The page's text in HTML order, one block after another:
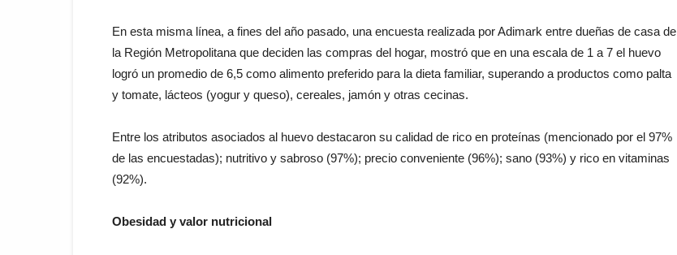
En esta misma línea, a fines del año pasado, una encuesta realizada por Adimark entre dueñas de casa de
la Región Metropolitana que deciden las compras del hogar, mostró que en una escala de 1 a 7 el huevo
logró un promedio de 6,5 como alimento preferido para la dieta familiar, superando a productos como palta
y tomate, lácteos (yogur y queso), cereales, jamón y otras cecinas.
Entre los atributos asociados al huevo destacaron su calidad de rico en proteínas (mencionado por el 97%
de las encuestadas); nutritivo y sabroso (97%); precio conveniente (96%); sano (93%) y rico en vitaminas
(92%).
Obesidad y valor nutricional